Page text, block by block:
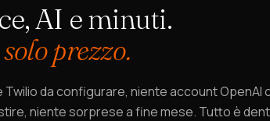
AI e minuti.
prezzo.
Twilio da configurare, niente account OpenAI
niente sorprese a fine mese. Tutto è